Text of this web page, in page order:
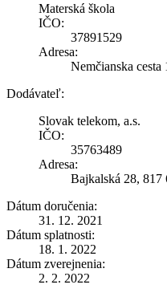
Materská škola
IČO:
37891529
Adresa:
Nemčianska
Dodávateľ:
Slovak telekom, a.s.
IČO:
35763489
Adresa:
Bajkalská 28, 817
Dátum doručenia:
31. 12. 2021
Dátum splatnosti:
18. 1. 2022
Dátum zverejnenia:
2. 2. 2022